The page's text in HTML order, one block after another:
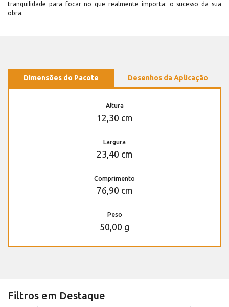
tranquilidade para focar no que realmente importa: o sucesso da sua
obra.
Dimensões do Pacote Desenhos da Aplicação
Altura
12,30 cm
Largura
23,40 cm
Comprimento
76,90 cm
Peso
50,00 g
Filtros em Destaque